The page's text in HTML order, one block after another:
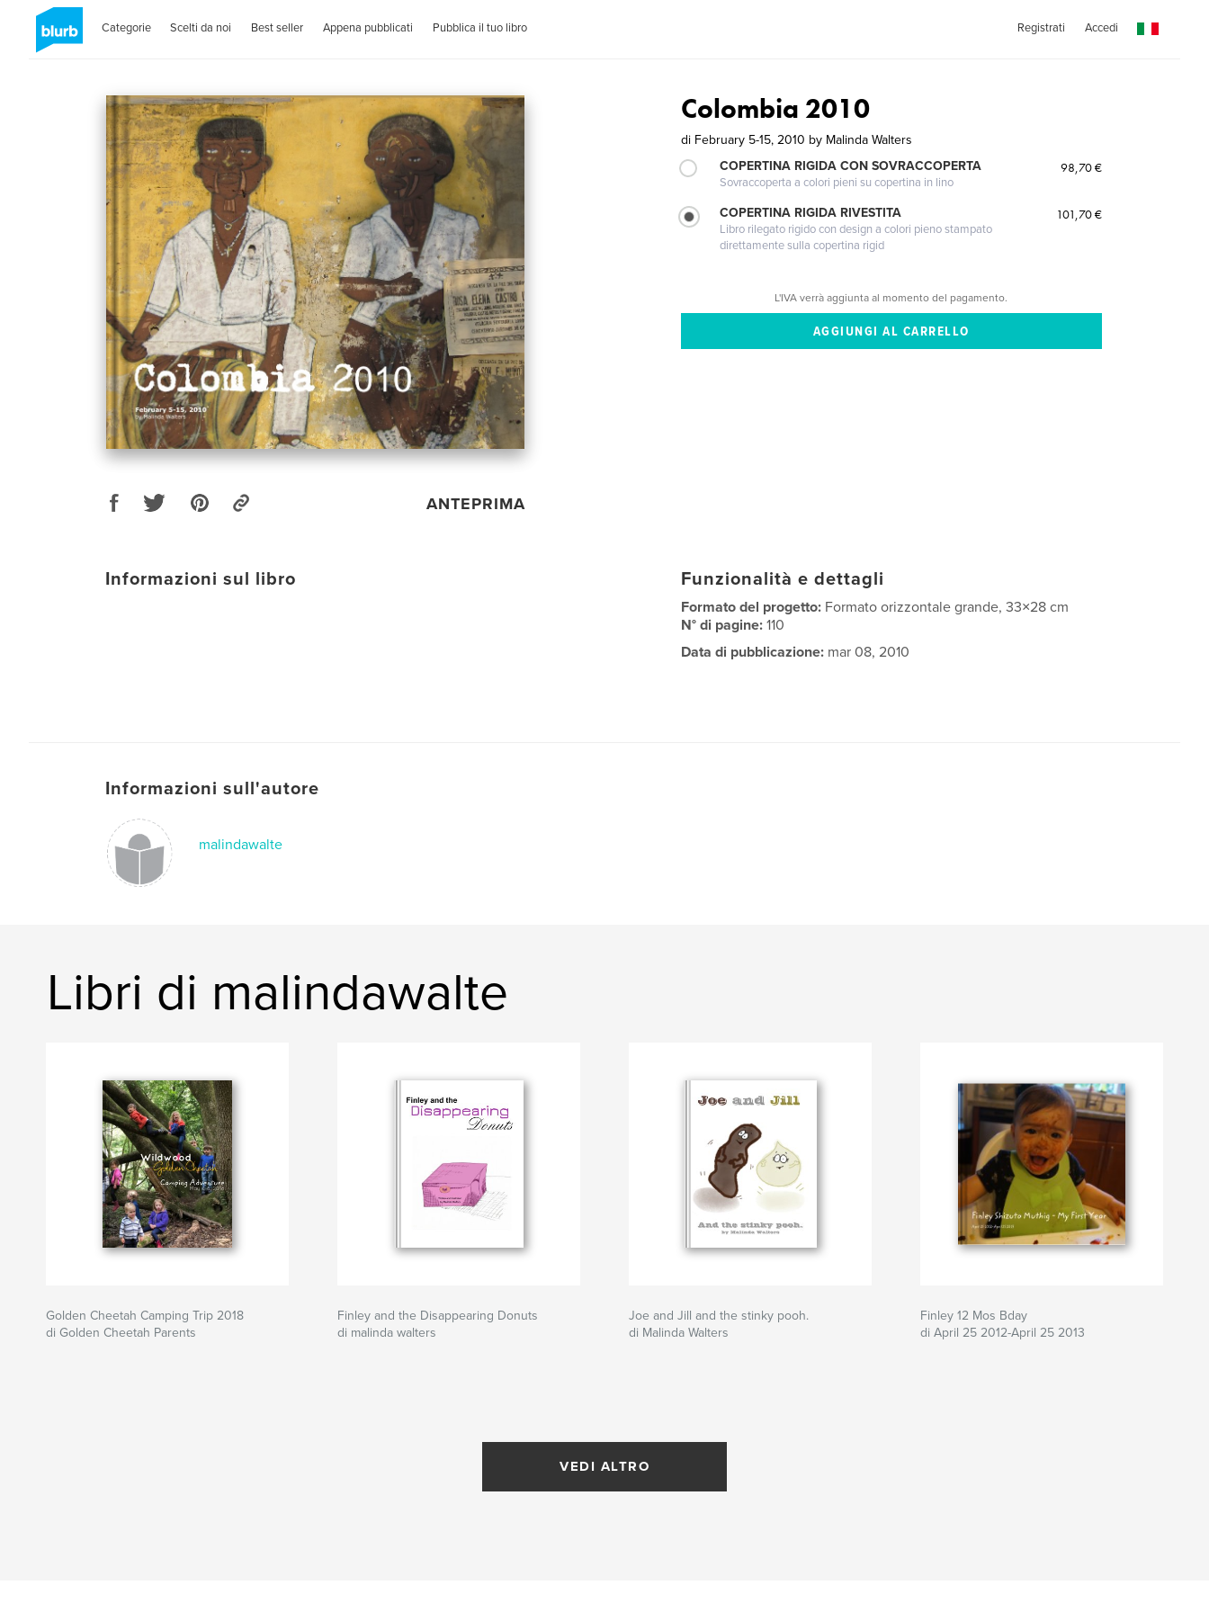
Categorie Scelti da noi Best seller Appena pubblicati Pubblica il tuo libro Registrati Accedi
ANTEPRIMA
Colombia 2010
di February 5-15, 2010 by Malinda Walters
COPERTINA RIGIDA CON SOVRACCOPERTA
Sovraccoperta a colori pieni su copertina in lino
98,70 €
COPERTINA RIGIDA RIVESTITA
Libro rilegato rigido con design a colori pieno stampato
direttamente sulla copertina rigid
101,70 €
L'IVA verrà aggiunta al momento del pagamento.
Informazioni sul libro Funzionalità e dettagli
Formato del progetto: Formato orizzontale grande, 33×28 cm
N° di pagine:110
Data di pubblicazione: mar 08, 2010
Informazioni sull'autore
malindawalte
Libri di malindawalte
Golden Cheetah Camping Trip 2018
di Golden Cheetah Parents
Finley and the Disappearing Donuts
di malinda walters
Joe and Jill and the stinky pooh.
di Malinda Walters
Finley 12 Mos Bday
di April 25 2012-April 25 2013
VEDI ALTRO